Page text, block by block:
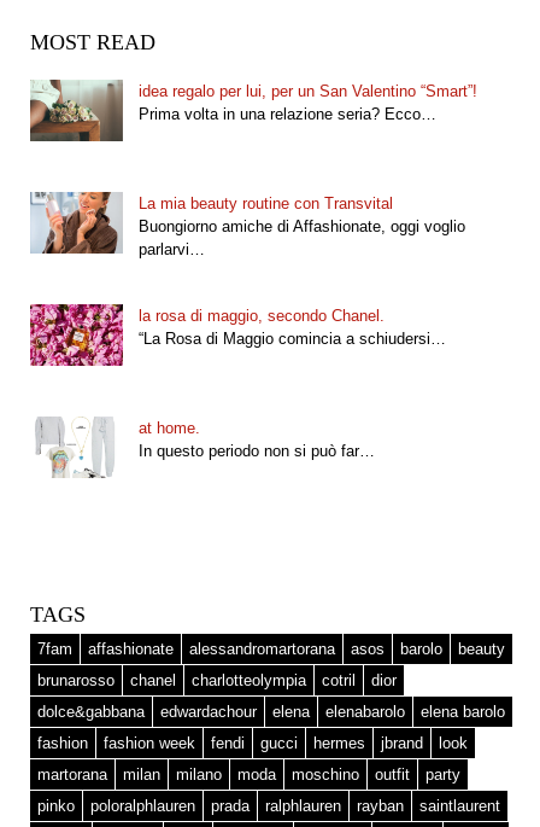
MOST READ
idea regalo per lui, per un San Valentino “Smart”!
Prima volta in una relazione seria? Ecco…
La mia beauty routine con Transvital
Buongiorno amiche di Affashionate, oggi voglio
parlarvi…
la rosa di maggio, secondo Chanel.
“La Rosa di Maggio comincia a schiudersi…
at home.
In questo periodo non si può far…
TAGS
7fam affashionate alessandromartorana asos barolo
beauty
brunarosso
chanel charlotteolympia cotril
dior
dolce&gabbana
edwardachour elena elenabarolo
elena barolo
fashion
fashion week fendi gucci hermes jbrand
look
martorana
milan milano moda moschino outfit
party
pinko
poloralphlauren prada ralphlauren rayban saintlaurent